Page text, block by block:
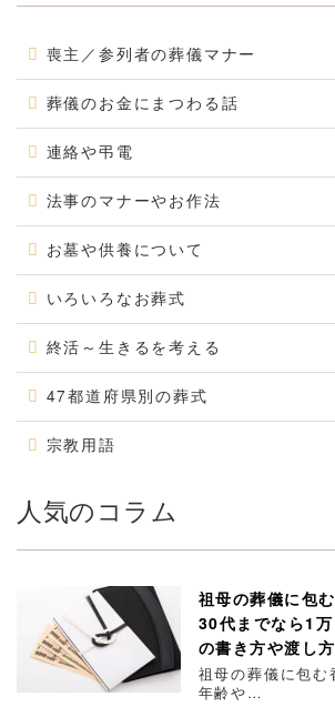
喪主／参列者の葬儀マナー
葬儀のお金にまつわる話
連絡や弔電
法事のマナーやお作法
お墓や供養について
いろいろなお葬式
終活～生きるを考える
47都道府県別の葬式
宗教用語
人気のコラム
祖母の葬儀に包
30代までなら1
の書き方や渡し
祖母の葬儀に包む
年齢や…